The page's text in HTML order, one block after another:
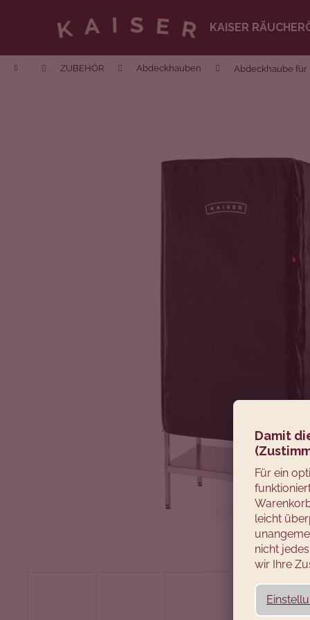
Damit
Für ein
leicht
nicht
wir Ihre
KAISER
StartseiteZUBEHÖR Abdeckhauben Abdeckhaube für
Zurück
zum